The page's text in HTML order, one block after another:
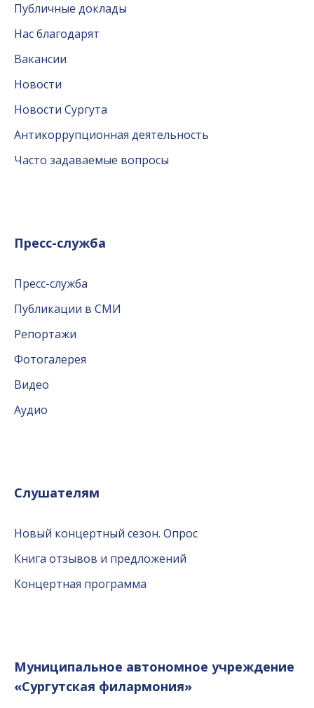
Публичные доклады
Нас благодарят
Вакансии
Новости
Новости Сургута
Антикоррупционная деятельность
Часто задаваемые вопросы
Пресс-служба
Пресс-служба
Публикации в СМИ
Репортажи
Фотогалерея
Видео
Аудио
Слушателям
Новый концертный сезон. Опрос
Книга отзывов и предложений
Концертная программа
Муниципальное автономное учреждение
«Сургутская филармония»